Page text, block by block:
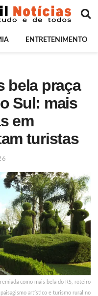
ENTRETENIMENTO
bela praça
Sul: mais
em
turistas
como mais bela do RS, roteiro
artístico e turismo rural no